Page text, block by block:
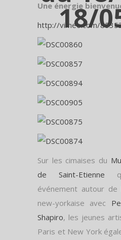
18/
Une énergie
http://vimeo.com/
Sur les cimaises du
de Saint-Etienne
événement autour
new-yorkaise avec
Shapiro, les jeunes
Paris et New York